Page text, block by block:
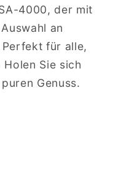
4000, der mit
an
Perfekt für alle,
Sie sich
Genuss.